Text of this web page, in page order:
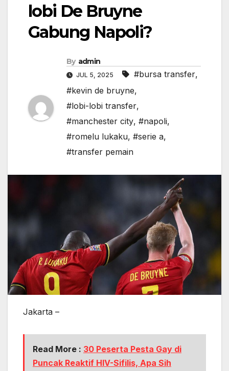
lobi De Bruyne
Gabung Napoli?
By admin
JUL 5, 2025 #bursa transfer,
#kevin de bruyne,
#lobi-lobi transfer,
#manchester city, #napoli,
#romelu lukaku, #serie a,
#transfer pemain
Jakarta –
Read More : 30 Peserta Pesta Gay di
Puncak Reaktif HIV-Sifilis, Apa Sih